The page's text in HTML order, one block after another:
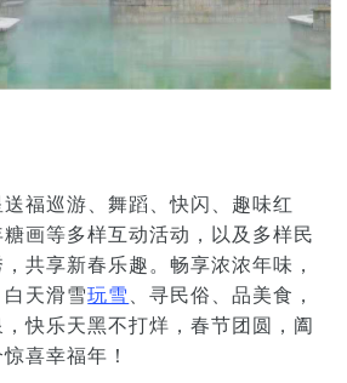
福巡游、舞蹈、快闪、趣味红
画等多样互动活动，以及多样民
共享新春乐趣。畅享浓浓年味，
白天滑雪玩雪
、寻民俗、品美食，
快乐天黑不打烊，春节团圆，阖
喜幸福年！